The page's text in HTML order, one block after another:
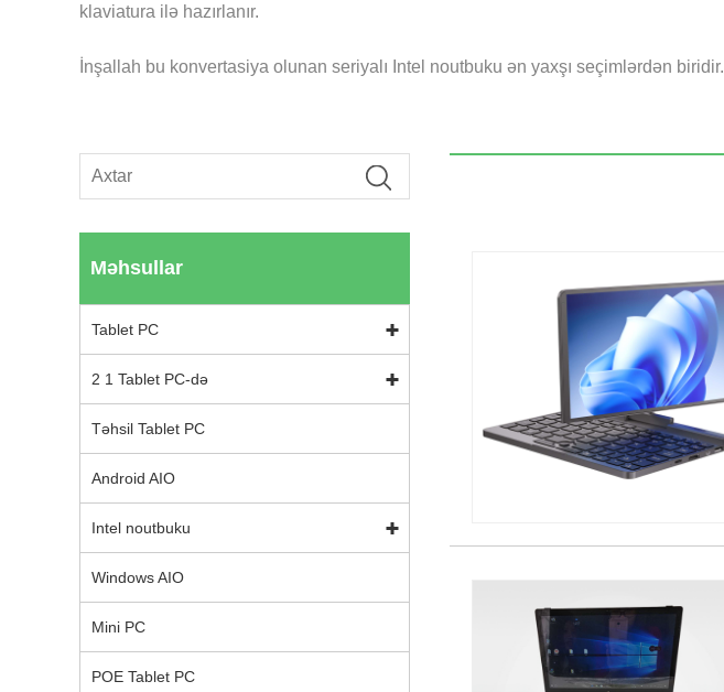
klaviatura ilə hazırlanır.
İnşallah bu konvertasiya olunan seriyalı Intel noutbuku ən yaxşı seçimlərdən biridir.
Məhsullar
Tablet PC
2 1 Tablet PC-də
Təhsil Tablet PC
Android AIO
Intel noutbuku
Windows AIO
Mini PC
POE Tablet PC